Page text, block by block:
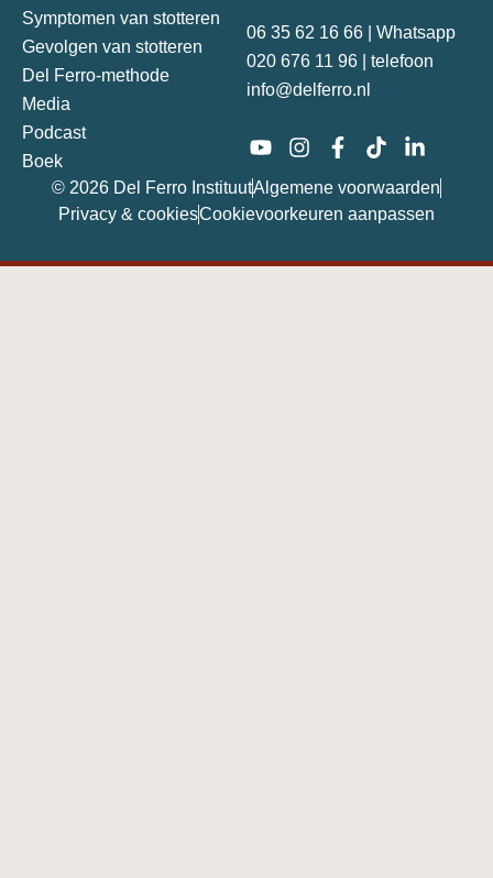
Symptomen van stotteren
Gevolgen van stotteren
Del Ferro-methode
Media
Podcast
Boek
06 35 62 16 66 | Whatsapp
020 676 11 96 | telefoon
info@delferro.nl
© 2026 Del Ferro InstituutAlgemene voorwaarden
Privacy & cookiesCookievoorkeuren aanpassen